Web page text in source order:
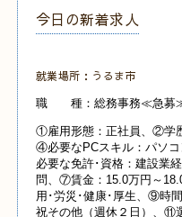
今日の新着求人
就業場所：うるま市
職 種：総務事務≪急募
①雇用形態：正社員、②学
④必要なPCスキル：パソ
必要な免許･資格：建設業
問、⑦賃金：15.0万円～
用･労災･健康･厚生、⑨時
祝その他（週休２日）、⑪